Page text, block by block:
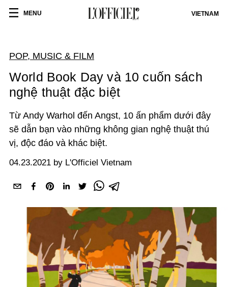
MENU VIETNAM
POP, MUSIC & FILM
World Book Day và 10 cuốn sách
nghệ thuật đặc biệt
Từ Andy Warhol đến Angst, 10 ấn phẩm dưới đây
sẽ dẫn bạn vào những không gian nghệ thuật thú
vị, độc đáo và khác biệt.
04.23.2021 by L'Officiel Vietnam